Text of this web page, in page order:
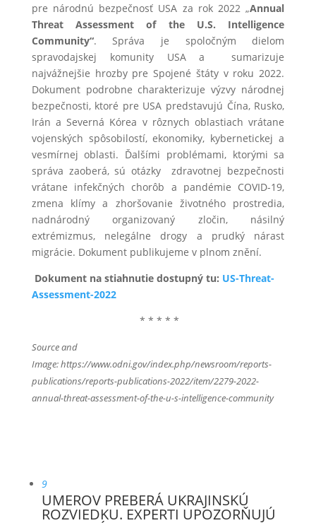
pre národnú bezpečnosť USA za rok 2022 „Annual
Threat Assessment of the U.S. Intelligence
Community“. Správa je spoločným dielom
spravodajskej komunity USA a sumarizuje
najvážnejšie hrozby pre Spojené štáty v roku 2022.
Dokument podrobne charakterizuje výzvy národnej
bezpečnosti, ktoré pre USA predstavujú Čína, Rusko,
Irán a Severná Kórea v rôznych oblastiach vrátane
vojenských spôsobilostí, ekonomiky, kybernetickej a
vesmírnej oblasti. Ďalšími problémami, ktorými sa
správa zaoberá, sú otázky zdravotnej bezpečnosti
vrátane infekčných chorôb a pandémie COVID-19,
zmena klímy a zhoršovanie životného prostredia,
nadnárodný organizovaný zločin, násilný
extrémizmus, nelegálne drogy a prudký nárast
migrácie. Dokument publikujeme v plnom znění.
Dokument na stiahnutie dostupný tu: US-Threat-
Assessment-2022
* * * * *
Source and
Image: https://www.odni.gov/index.php/newsroom/reports-
publications/reports-publications-2022/item/2279-2022-
annual-threat-assessment-of-the-u-s-intelligence-community
9
UMEROV PREBERÁ UKRAJINSKÚ
ROZVIEDKU. EXPERTI UPOZORŇUJÚ